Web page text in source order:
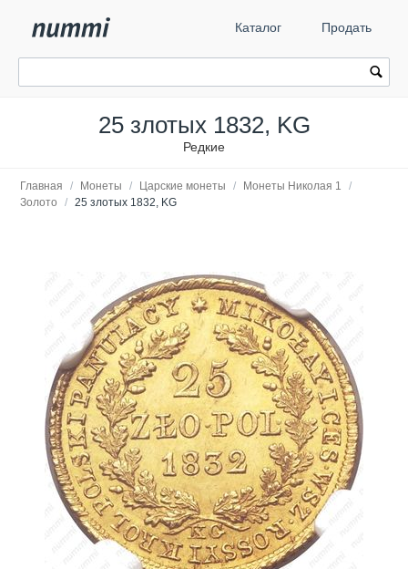
Каталог Продать
25 злотых 1832, KG
Редкие
Главная / Монеты / Царские монеты / Монеты Николая 1
/
Золото
/ 25 злотых 1832, KG